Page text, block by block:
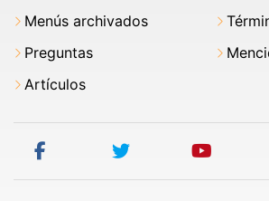
Menús archivados
Preguntas
Artículos
facebook twitter